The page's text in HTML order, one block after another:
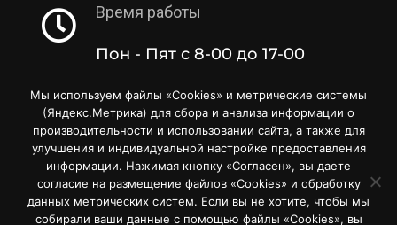
Время работы
Пон - Пят с 8-00 до 17-00
©2018-2026 Копирование материалов сайта только с
Мы используем файлы «Cookies» и метрические системы
(Яндекс.Метрика) для сбора и анализа информации о
производительности и использовании сайта, а также для
улучшения и индивидуальной настройке предоставления
информации. Нажимая кнопку «Согласен», вы даете
согласие на размещение файлов «Cookies» и обработку
данных метрических систем. Если вы не хотите, чтобы мы
собирали ваши данные с помощью файлы «Cookies», вы